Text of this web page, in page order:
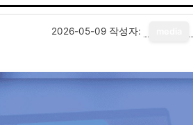
2026-05-09 작성자: